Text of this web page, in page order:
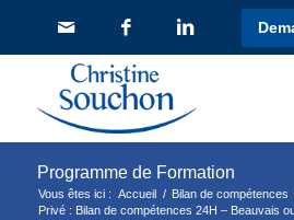
Programme de Formation
Vous êtes ici : Accueil / Bilan de compétences
Privé : Bilan de compétences 24H – Beauvais